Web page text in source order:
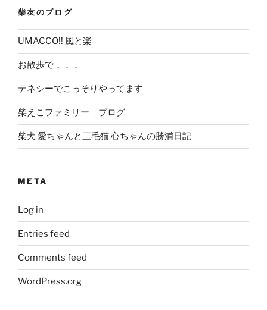
柴友のブログ
UMACCO!! 風と楽
お散歩で．．．
テネシーでこっそりやってます
柴えこファミリー ブログ
柴犬 愛ちゃんと三毛猫 心ちゃんの勝浦日記
META
Log in
Entries feed
Comments feed
WordPress.org